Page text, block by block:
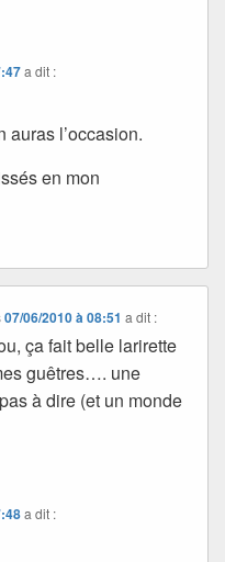
a dit :
auras l’occasion.
en mon
07/06/2010 à 08:51 a dit :
ça fait belle larirette
guêtres…. une
à dire (et un monde
a dit :